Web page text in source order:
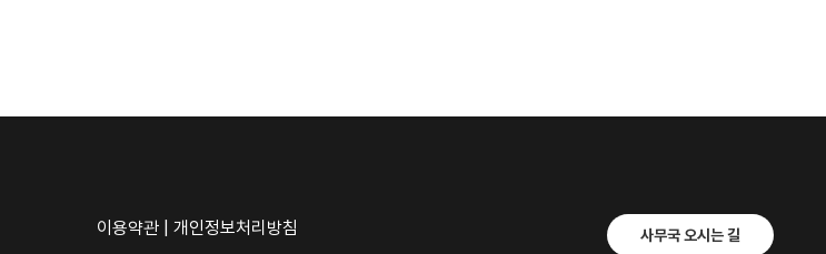
이용약관 개인정보처리방침 사무국 오시는 길